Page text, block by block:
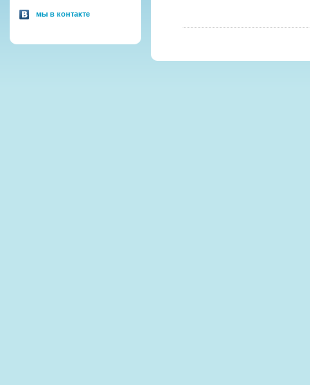
мы в контакте